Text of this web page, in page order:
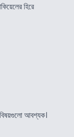
হিরে
আবশ্যক।